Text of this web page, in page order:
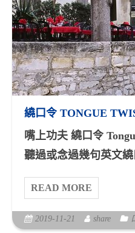
繞口令 TONGUE
嘴上功夫 繞口令
聽過或念過幾句英文
READ MORE
2019-11-21 share